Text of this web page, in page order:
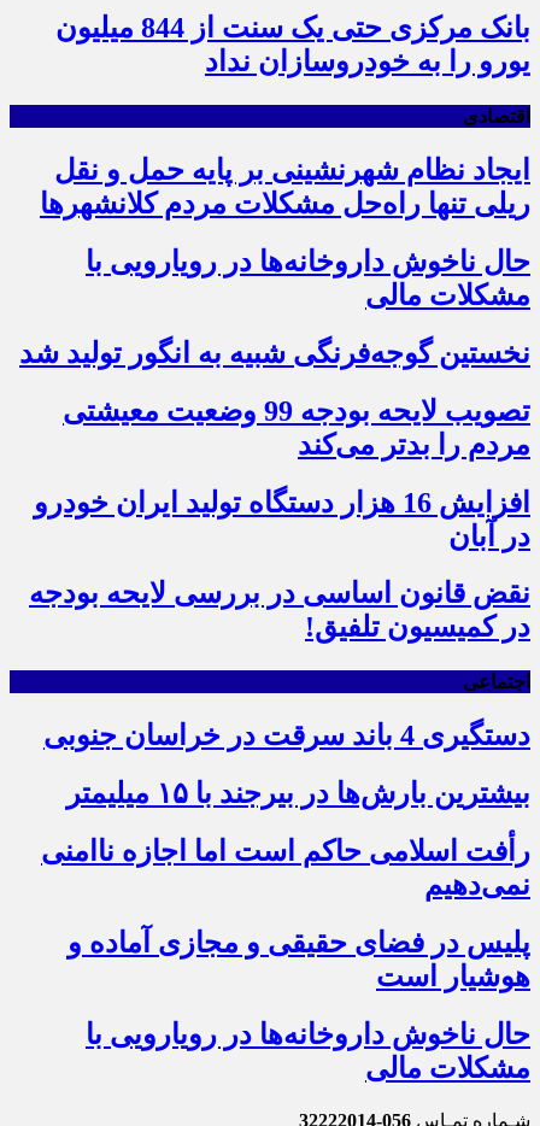
بانک مرکزی حتی یک سنت از 844 میلیون
یورو را به خودروسازان نداد
اقتصادی
ایجاد نظام شهرنشینی بر پایه حمل و نقل
ریلی تنها راه‌حل مشکلات مردم کلانشهرها
حال ناخوش داروخانه‌ها در رویارویی با
مشکلات مالی
نخستین گوجه‌فرنگی شبیه به انگور تولید شد
تصویب لایحه بودجه 99 وضعیت معیشتی
مردم را بدتر می‌کند
افزایش 16 هزار دستگاه تولید ایران خودرو
در آبان
نقض قانون اساسی در بررسی لایحه بودجه
در کمیسیون تلفیق!
اجتماعی
دستگیری 4 باند سرقت در خراسان جنوبی
بیشترین بارش‌ها در بیرجند با ۱۵ میلیمتر
رأفت اسلامی حاکم است اما اجازه ناامنی
نمی‌دهیم
پلیس در فضای حقیقی و مجازی آماده و
هوشیار است
حال ناخوش داروخانه‌ها در رویارویی با
مشکلات مالی
شـماره تمـاس 056-32222014